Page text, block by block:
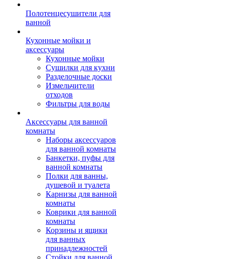
Полотенцесушители для
ванной
Кухонные мойки и
аксессуары
Кухонные мойки
Сушилки для кухни
Разделочные доски
Измельчители
отходов
Фильтры для воды
Аксессуары для ванной
комнаты
Наборы аксессуаров
для ванной комнаты
Банкетки, пуфы для
ванной комнаты
Полки для ванны,
душевой и туалета
Карнизы для ванной
комнаты
Коврики для ванной
комнаты
Корзины и ящики
для ванных
принадлежностей
Стойки для ванной